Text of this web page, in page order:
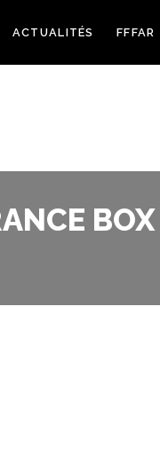
ACTUALITÉS FFFAR